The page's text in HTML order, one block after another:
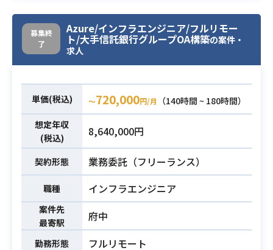
基本設計～構築迄メインで担当いた
だける方を募集いたします。
詳細につきましては、面談時にお話
必須スキル
・仮想環境の設計・構築経験
・Microsoft関連のサービスやMicros
oft製品の設計・構築経験
・Office365/Azure Iaasの設計構築経
験
・オンプレADの経験
・スクリプト作成経験（調べながら
程度でOKです）
募集終
了
Azure/インフラエンジニア/フルリモー
ト/大手信託銀行グループOA構築の案件・
求人
単価(税込) 〜720,000円/月
（140時間 ~ 180時間）
想定年収
(税込)
8,640,000円
契約形態 業務委託（フリーランス）
職種 インフラエンジニア
案件先
最寄駅
府中
勤務形態 フルリモート